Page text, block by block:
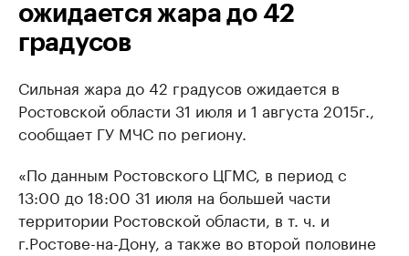
ожидается жара до 42
градусов
Сильная жара до 42 градусов ожидается в
Ростовской области 31 июля и 1 августа 2015г.,
сообщает ГУ МЧС по региону.
«По данным Ростовского ЦГМС, в период с
13:00 до 18:00 31 июля на большей части
территории Ростовской области, в т. ч. и
г.Ростове-на-Дону, а также во второй половине